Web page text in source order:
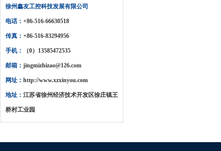
徐州鑫友工控科技发展有限公司
电话： +86-516-66630518
传真： +86-516-83294956
手机： （0）13585472535
邮箱： jingmizhizao@126.com
网址： http://www.xzxinyou.com
地址： 江苏省徐州经济技术开发区徐庄镇王
桥村工业园